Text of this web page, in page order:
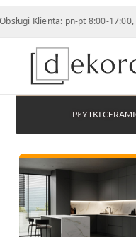
pn-pt 8:00-17:00, sob 8:00-
PŁYTKI